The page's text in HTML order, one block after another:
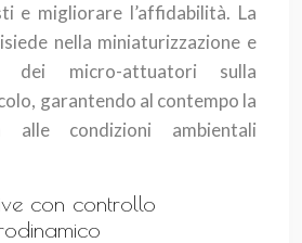
e migliorare l’affidabilità. La
nella miniaturizzazione e
dei micro-attuatori sulla
garantendo al contempo la
alle condizioni ambientali
con controllo